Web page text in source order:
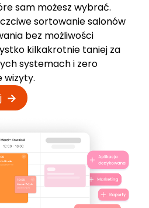
sam możesz wybrać.
sortowanie salonów
bez możliwości
kilkakrotnie taniej za
systemach i zero
wizyty.